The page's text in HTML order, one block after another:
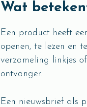
Wat
Een product heeft
openen, te lezen en
verzameling linkjes
ontvanger.
Een nieuwsbrief als